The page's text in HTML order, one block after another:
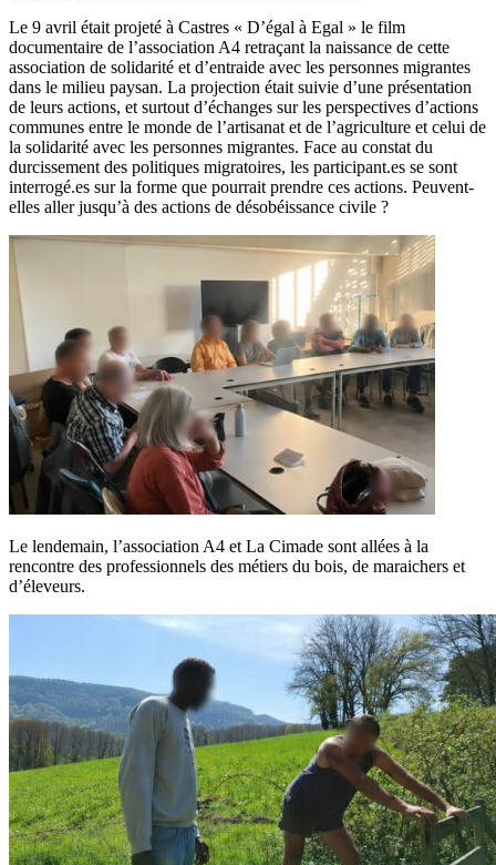
Le 9 avril était projeté à Castres « D’égal à Egal » le film
documentaire de l’association A4 retraçant la naissance de cette
association de solidarité et d’entraide avec les personnes migrantes
dans le milieu paysan. La projection était suivie d’une présentation
de leurs actions, et surtout d’échanges sur les perspectives d’actions
communes entre le monde de l’artisanat et de l’agriculture et celui de
la solidarité avec les personnes migrantes. Face au constat du
durcissement des politiques migratoires, les participant.es se sont
interrogé.es sur la forme que pourrait prendre ces actions. Peuvent-
elles aller jusqu’à des actions de désobéissance civile ?
Le lendemain, l’association A4 et La Cimade sont allées à la
rencontre des professionnels des métiers du bois, de maraichers et
d’éleveurs.